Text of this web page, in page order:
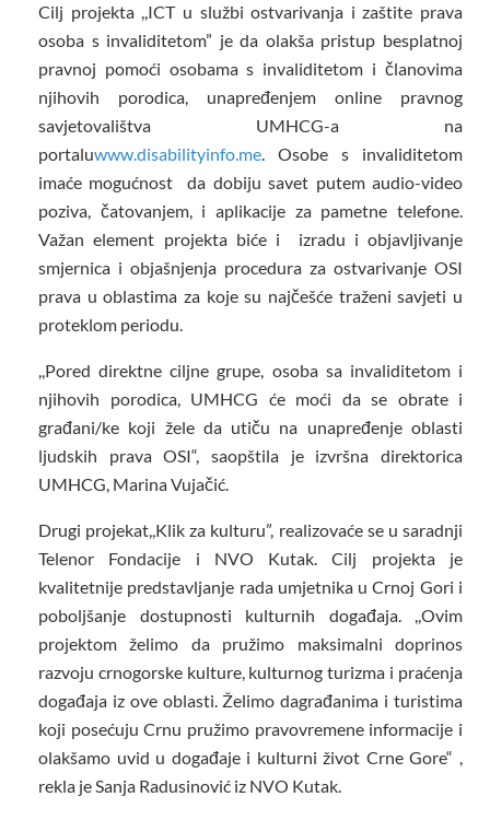
Cilj projekta ,,ICT u službi ostvarivanja i zaštite prava
osoba s invaliditetom” je da olakša pristup besplatnoj
pravnoj pomoći osobama s invaliditetom i članovima
njihovih porodica, unapređenjem online pravnog
savjetovalištva UMHCG-a na
portaluwww.disabilityinfo.me. Osobe s invaliditetom
imaće mogućnost da dobiju savet putem audio-video
poziva, čatovanjem, i aplikacije za pametne telefone.
Važan element projekta biće i izradu i objavljivanje
smjernica i objašnjenja procedura za ostvarivanje OSI
prava u oblastima za koje su najčešće traženi savjeti u
proteklom periodu.
,,Pored direktne ciljne grupe, osoba sa invaliditetom i
njihovih porodica, UMHCG će moći da se obrate i
građani/ke koji žele da utiču na unapređenje oblasti
ljudskih prava OSI“, saopštila je izvršna direktorica
UMHCG, Marina Vujačić.
Drugi projekat,,Klik za kulturu”, realizovaće se u saradnji
Telenor Fondacije i NVO Kutak. Cilj projekta je
kvalitetnije predstavljanje rada umjetnika u Crnoj Gori i
poboljšanje dostupnosti kulturnih događaja. ,,Ovim
projektom želimo da pružimo maksimalni doprinos
razvoju crnogorske kulture, kulturnog turizma i praćenja
događaja iz ove oblasti. Želimo dagrađanima i turistima
koji posećuju Crnu pružimo pravovremene informacije i
olakšamo uvid u događaje i kulturni život Crne Gore“ ,
rekla je Sanja Radusinović iz NVO Kutak.